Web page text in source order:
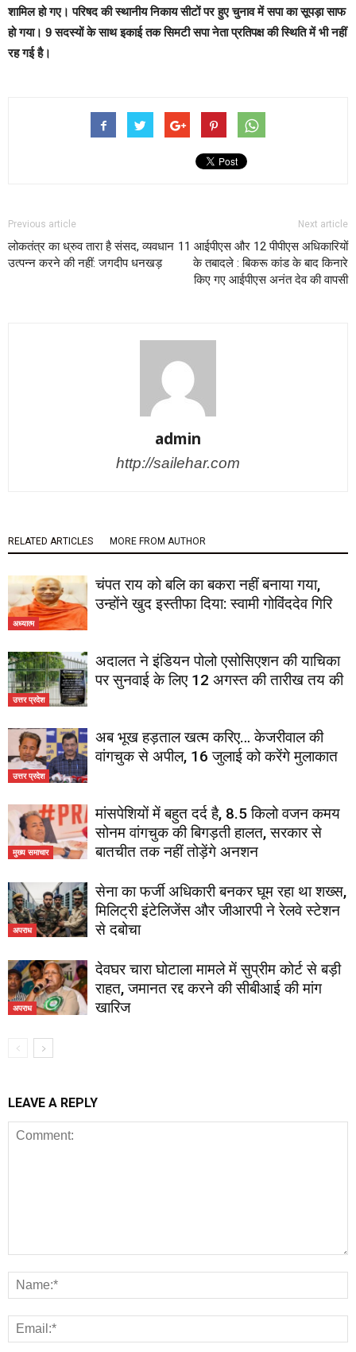
शामिल हो गए। परिषद की स्थानीय निकाय सीटों पर हुए चुनाव में सपा का सूपड़ा साफ
हो गया। 9 सदस्यों के साथ इकाई तक सिमटी सपा नेता प्रतिपक्ष की स्थिति में भी नहीं
रह गई है।
Previous article
लोकतंत्र का ध्रुव तारा है संसद, व्यवधान
उत्पन्न करने की नहीं: जगदीप धनखड़
Next article
11 आईपीएस और 12 पीपीएस अधिकारियों
के तबादले : बिकरू कांड के बाद किनारे
किए गए आईपीएस अनंत देव की वापसी
admin
http://sailehar.com
RELATED ARTICLES MORE FROM AUTHOR
अध्यात्म
चंपत राय को बलि का बकरा नहीं बनाया गया,
उन्होंने खुद इस्तीफा दिया: स्वामी गोविंददेव गिरि
उत्तर प्रदेश
अदालत ने इंडियन पोलो एसोसिएशन की याचिका
पर सुनवाई के लिए 12 अगस्त की तारीख तय की
उत्तर प्रदेश
अब भूख हड़ताल खत्म करिए… केजरीवाल की
वांगचुक से अपील, 16 जुलाई को करेंगे मुलाकात
मुख्य समाचार
मांसपेशियों में बहुत दर्द है, 8.5 किलो वजन कमय
सोनम वांगचुक की बिगड़ती हालत, सरकार से
बातचीत तक नहीं तोड़ेंगे अनशन
अपराध
सेना का फर्जी अधिकारी बनकर घूम रहा था शख्स,
मिलिट्री इंटेलिजेंस और जीआरपी ने रेलवे स्टेशन
से दबोचा
अपराध
देवघर चारा घोटाला मामले में सुप्रीम कोर्ट से बड़ी
राहत, जमानत रद्द करने की सीबीआई की मांग
खारिज
LEAVE A REPLY